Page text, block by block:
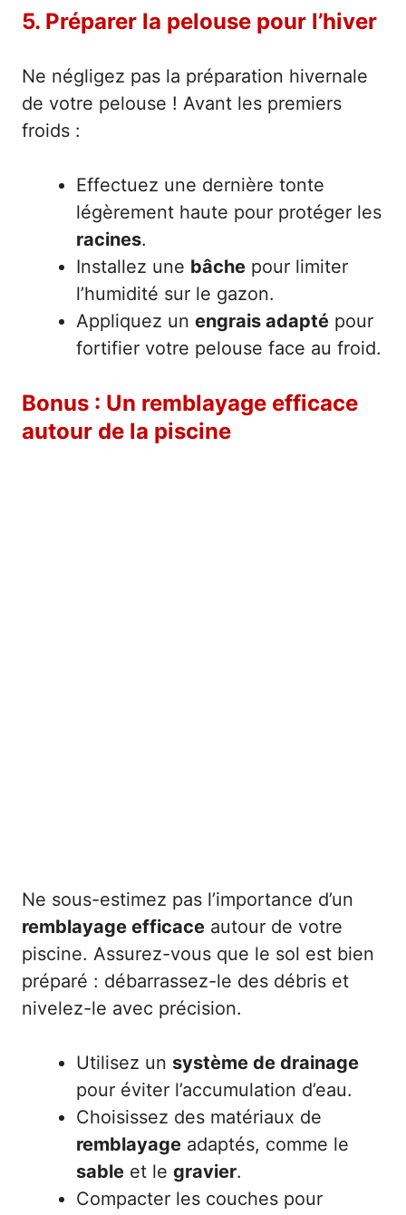
5. Préparer la pelouse pour l’hiver
Ne négligez pas la préparation hivernale
de votre pelouse ! Avant les premiers
froids :
Effectuez une dernière tonte
légèrement haute pour protéger les
racines.
Installez une bâche pour limiter
l’humidité sur le gazon.
Appliquez un engrais adapté pour
fortifier votre pelouse face au froid.
Bonus : Un remblayage efficace
autour de la piscine
Ne sous-estimez pas l’importance d’un
remblayage efficace autour de votre
piscine. Assurez-vous que le sol est bien
préparé : débarrassez-le des débris et
nivelez-le avec précision.
Utilisez un système de drainage
pour éviter l’accumulation d’eau.
Choisissez des matériaux de
remblayage adaptés, comme le
sable et le gravier.
Compacter les couches pour